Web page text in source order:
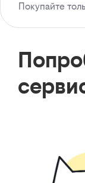
Покупайте